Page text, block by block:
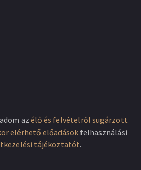
az élő és felvételről sugárzott
elérhető előadások felhasználási
tájékoztatót.